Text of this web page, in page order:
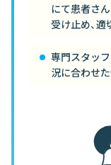
にて患者さ
受け止め、適
専門スタッ
況に合わせ